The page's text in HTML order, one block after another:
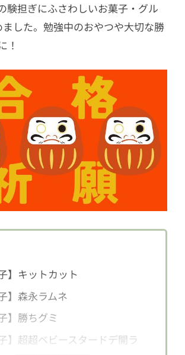
験担ぎにふさわしいお菓子・グル
した。勉強中のおやつや大切な勝
！
】キットカット
】森永ラムネ
】勝ちグミ
】超超ベビースタードデ開ラ